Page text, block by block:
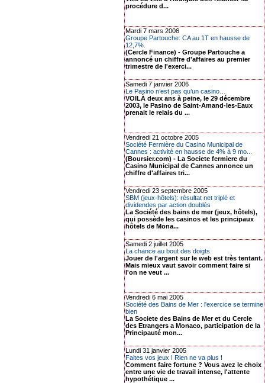
procédure d...
Mardi 7 mars 2006
Groupe Partouche: CA au 1T en hausse de
12,7%.
(Cercle Finance) - Groupe Partouche a
annoncé un chiffre d'affaires au premier
trimestre de l'exerci...
Samedi 7 janvier 2006
Le Pasino n’est pas qu’un casino…
VOILÀ deux ans à peine, le 29 décembre
2003, le Pasino de Saint-Amand-les-Eaux
prenait le relais du ...
Vendredi 21 octobre 2005
Société Fermière du Casino Municipal de
Cannes : activité en hausse de 4% à 9 mo...
(Boursier.com) - La Societe fermiere du
Casino Municipal de Cannes annonce un
chiffre d'affaires tri...
Vendredi 23 septembre 2005
SBM (jeux-hôtels): résultat net triplé et
dividendes par action doublés
La Société des bains de mer (jeux, hôtels),
qui possède les casinos et les principaux
hôtels de Mona...
Samedi 2 juillet 2005
La chance au bout des doigts
Jouer de l'argent sur le web est très tentant.
Mais mieux vaut savoir comment faire si
l'on ne veut ...
Vendredi 6 mai 2005
Société des Bains de Mer : l'exercice se termine
bien
La Societe des Bains de Mer et du Cercle
des Etrangers a Monaco, participation de la
Principauté mon...
Lundi 31 janvier 2005
Faites vos jeux ! Rien ne va plus !
Comment faire fortune ? Vous avez le choix
entre une vie de travail intense, l'attente
hypothétique ...